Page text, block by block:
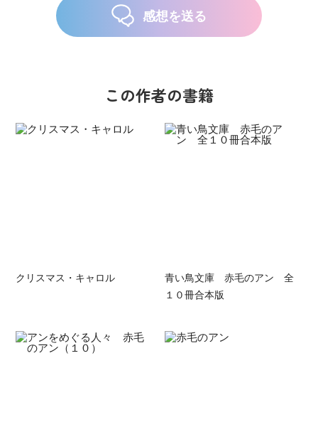
感想を送る
この作者の書籍
クリスマス・キャロル
青い鳥文庫 赤毛のアン 全
１０冊合本版